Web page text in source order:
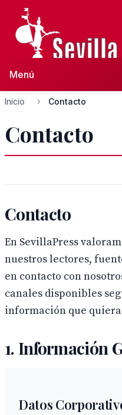
Menú
Inicio Contacto
Contacto
Contacto
En SevillaPress
nuestros lectores,
en contacto con
canales disponibles
información que
1. Información
Datos